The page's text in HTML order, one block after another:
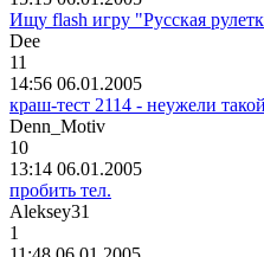
Ищу flash игру "Русская
Deе
11
14:56 06.01.2005
краш-тест 2114 - неужели
Denn_Motiv
10
13:14 06.01.2005
пробить тел.
Aleksey31
1